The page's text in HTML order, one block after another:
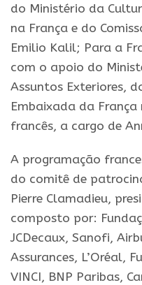
do Ministério da
na França e do
Emilio Kalil; Para a
com o apoio do
Assuntos Exteriores,
Embaixada da
francês, a cargo de
A programação
do comitê de
Pierre Clamadieu,
composto por:
JCDecaux, Sanofi,
Assurances, L’Oréal,
VINCI, BNP Paribas,